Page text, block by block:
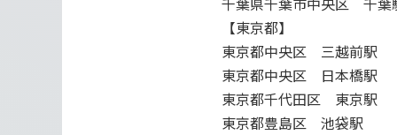
【東京都】
東京都中央区 三越前駅
東京都中央区 日本橋駅
東京都千代田区 東京駅
東京都豊島区 池袋駅